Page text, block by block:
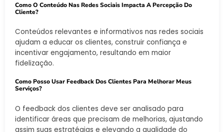
Como O Conteúdo Nas Redes Sociais Impacta A Percepção Do
Cliente?
Conteúdos relevantes e informativos nas redes sociais
ajudam a educar os clientes, construir confiança e
incentivar engajamento, resultando em maior
fidelização.
Como Posso Usar Feedback Dos Clientes Para Melhorar Meus
Serviços?
O feedback dos clientes deve ser analisado para
identificar áreas que precisam de melhorias, ajustando
assim suas estratégias e elevando a qualidade do